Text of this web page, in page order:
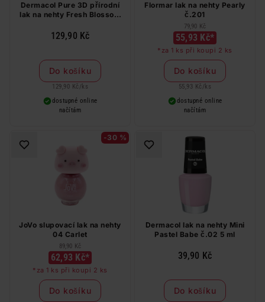
Dermacol Pure 3D přírodní
lak na nehty Fresh Blossom
129,90 Kč
Do košíku
129,90 Kč / ks
dostupné online
načítám
Flormar lak na nehty Pearly
č.201
79,90 Kč
55,93 Kč*
*za 1 ks při koupi 2 ks
Do košíku
55,93 Kč / ks
dostupné online
načítám
-30 %
JoVo slupovací lak na nehty
04 Carlet
89,90 Kč
62,93 Kč*
*za 1 ks při koupi 2 ks
Do košíku
Dermacol lak na nehty Mini
Pastel Babe č.02 5 ml
39,90 Kč
Do košíku